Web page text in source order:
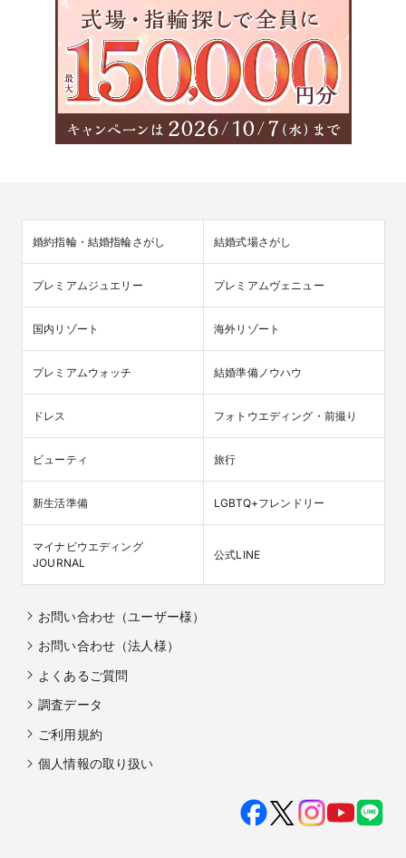
婚約指輪・結婚指輪さがし 結婚式場さがし
プレミアムジュエリー プレミアムヴェニュー
国内リゾート 海外リゾート
プレミアムウォッチ 結婚準備ノウハウ
ドレス フォトウエディング・前撮り
ビューティ 旅行
新生活準備 LGBTQ+フレンドリー
マイナビウエディング
JOURNAL
公式LINE
お問い合わせ（ユーザー様）
お問い合わせ（法人様）
よくあるご質問
調査データ
ご利用規約
個人情報の取り扱い